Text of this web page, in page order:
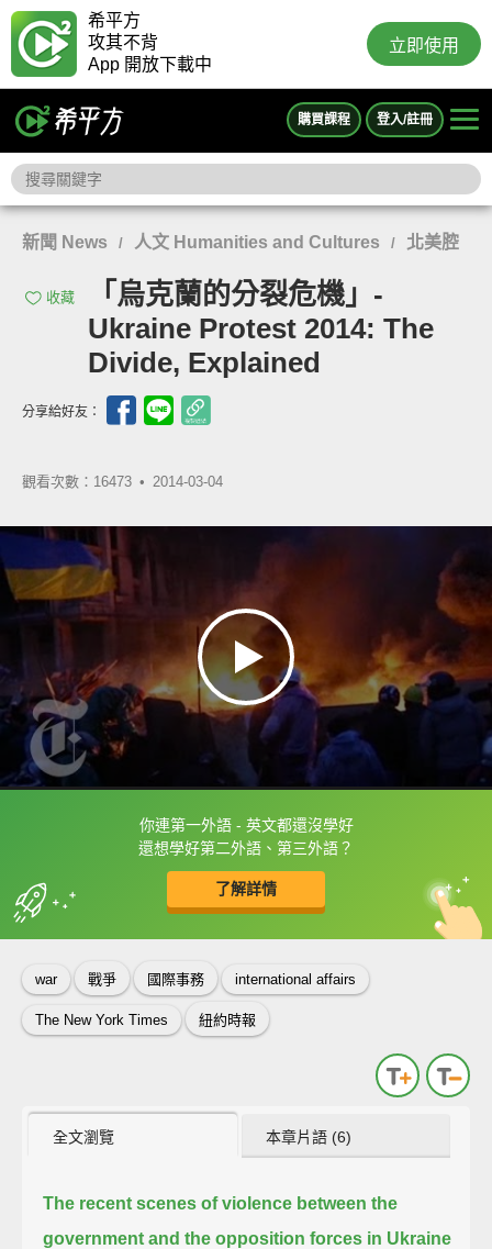
希平方
攻其不背
App 開放下載中
立即使用
購買課程 登入/註冊
新聞 News / 人文 Humanities and Cultures / 北美腔
收藏
「烏克蘭的分裂危機」-
Ukraine Protest 2014: The
Divide, Explained
分享給好友：
觀看次數：16473 • 2014-03-04
你連第一外語 - 英文都還沒學好
還想學好第二外語、第三外語？
了解詳情
框選或點兩下字幕可以直接查字典喔！
收錄佳句 中
英
war 戰爭 國際事務 international affairs
The New York Times 紐約時報
全文瀏覽 本章片語 (6)
The recent scenes of violence between the
government and the opposition forces in Ukraine